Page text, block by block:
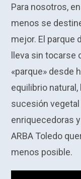
Para nosotros,
menos se
mejor. El parque
lleva sin tocarse
«parque» desde
equilibrio
sucesión
enriquecedoras
ARBA Toledo
menos posible.